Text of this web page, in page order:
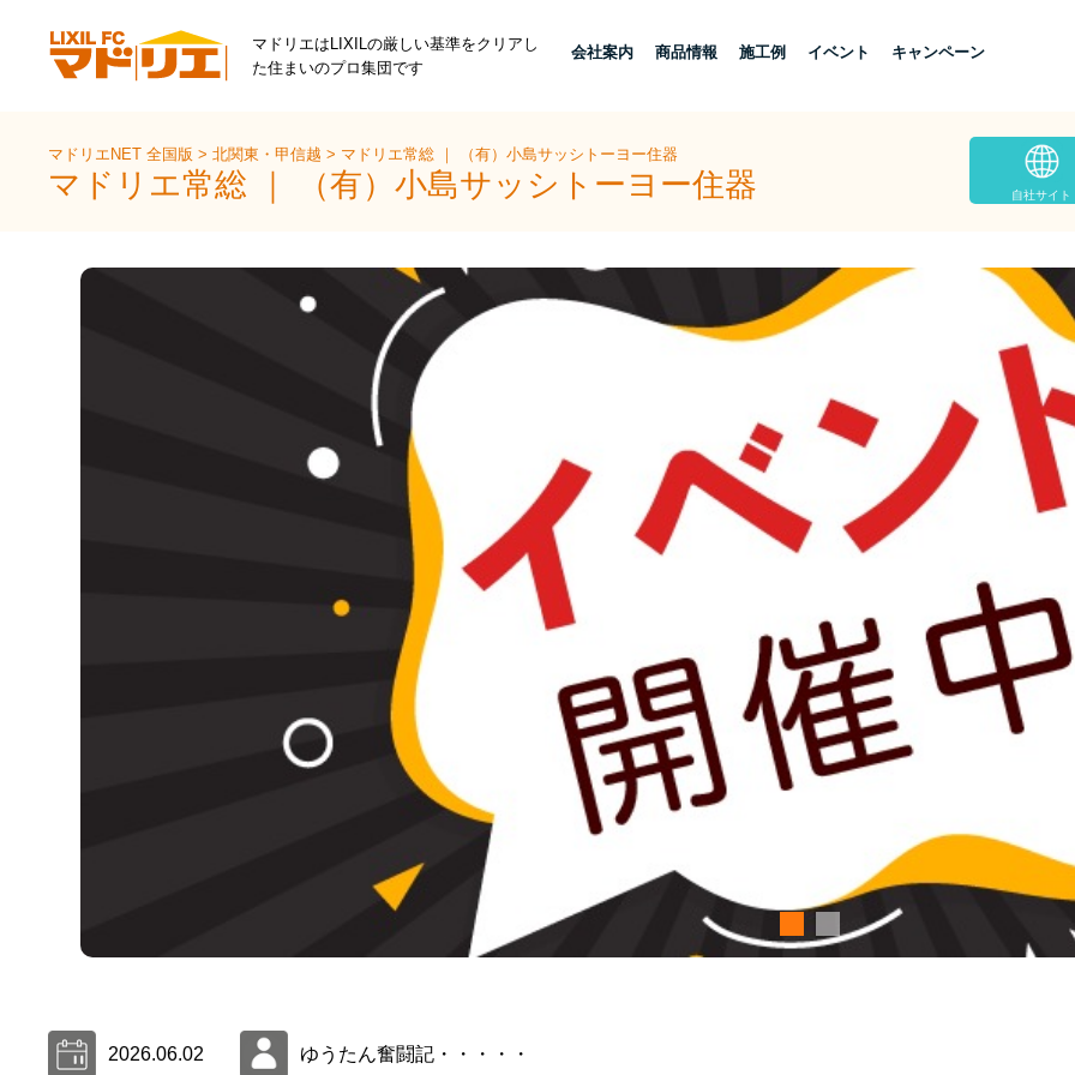
マドリエはLIXILの厳しい基準をクリアし
た住まいのプロ集団です
会社案内 商品情報 施工例 イベント キャンペーン
マドリエNET 全国版>北関東・甲信越> マドリエ常総 ｜ （有）小島サッシトーヨー住器
マドリエ常総 ｜ （有）小島サッシトーヨー住器 自社サイト
2026.06.02 ゆうたん奮闘記・・・・・